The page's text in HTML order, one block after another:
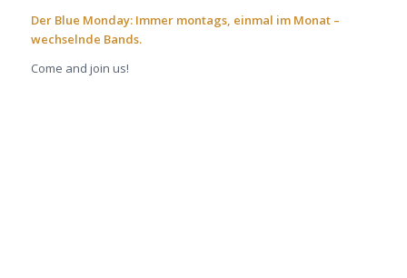
Der Blue Monday: Immer montags, einmal im Monat –
wechselnde Bands.
Come and join us!